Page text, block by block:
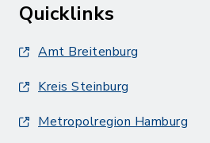
Quicklinks
Amt Breitenburg
Kreis Steinburg
Metropolregion Hamburg